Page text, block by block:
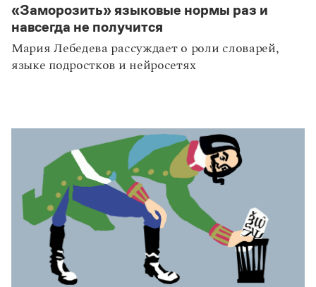
«Заморозить» языковые нормы раз и
навсегда не получится
Мария Лебедева рассуждает о роли словарей,
языке подростков и нейросетях